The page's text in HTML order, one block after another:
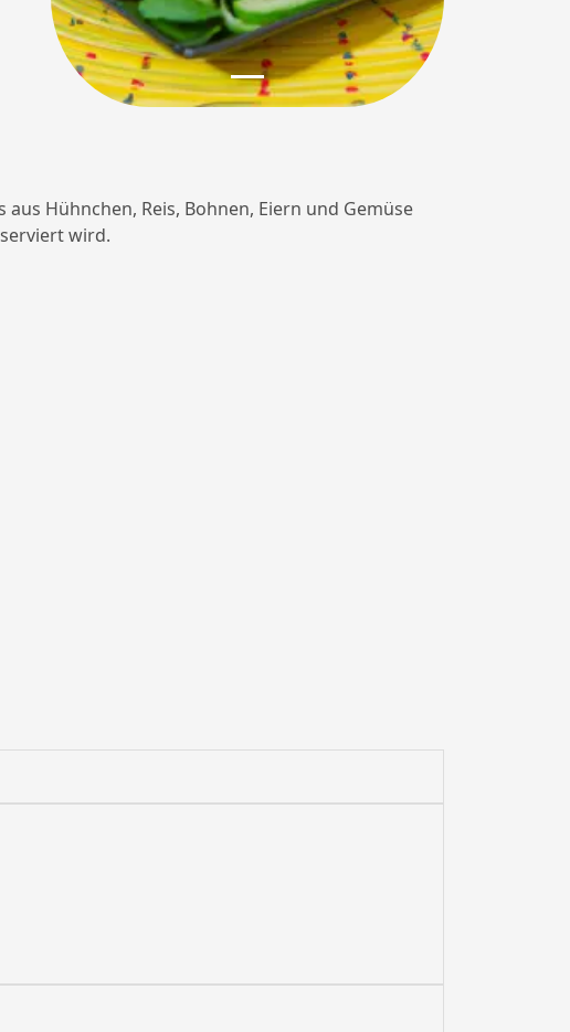
Hühnchen, Reis, Bohnen, Eiern und Gemüse
wird.